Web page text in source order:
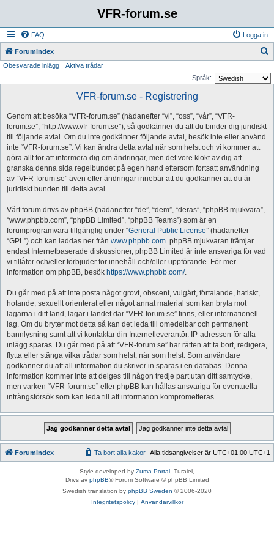
VFR-forum.se
FAQ Logga in
Forumindex
Obesvarade inlägg
Aktiva trådar
Språk:
VFR-forum.se - Registrering
Genom att besöka “VFR-forum.se” (hädanefter “vi”, “oss”, “vår”, “VFR-
forum.se”, “http://www.vfr-forum.se”), så godkänner du att du binder dig juridiskt
till följande avtal. Om du inte godkänner följande avtal, besök inte eller använd
inte “VFR-forum.se”. Vi kan ändra detta avtal när som helst och vi kommer att
göra allt för att informera dig om ändringar, men det vore klokt av dig att
granska denna sida regelbundet på egen hand eftersom fortsatt användning
av “VFR-forum.se” även efter ändringar innebär att du godkänner att du är
juridiskt bunden till detta avtal.
Vårt forum drivs av phpBB (hädanefter “de”, “dem”, “deras”, “phpBB mjukvara”,
“www.phpbb.com”, “phpBB Limited”, “phpBB Teams”) som är en
forumprogramvara tillgänglig under “General Public License” (hädanefter
“GPL”) och kan laddas ner från www.phpbb.com. phpBB mjukvaran främjar
endast Internetbaserade diskussioner, phpBB Limited är inte ansvariga för vad
vi tillåter och/eller förbjuder för innehåll och/eller uppförande. För mer
information om phpBB, besök https://www.phpbb.com/.
Du går med på att inte posta något grovt, obscent, vulgärt, förtalande, hatiskt,
hotande, sexuellt orienterat eller något annat material som kan bryta mot
lagarna i ditt land, lagar i landet där “VFR-forum.se” finns, eller internationell
lag. Om du bryter mot detta så kan det leda till omedelbar och permanent
bannlysning samt att vi kontaktar din Internetleverantör. IP-adressen för alla
inlägg sparas. Du går med på att “VFR-forum.se” har rätten att ta bort, redigera,
flytta eller stänga vilka trådar som helst, när som helst. Som användare
godkänner du att all information du skriver in sparas i en databas. Denna
information kommer inte att delges till någon tredje part utan ditt samtycke,
men varken “VFR-forum.se” eller phpBB kan hållas ansvariga för eventuella
intrångsförsök som kan leda till att information komprometteras.
Forumindex Alla tidsangivelser är UTC+01:00 UTC+1
Ta bort alla kakor
Style developed by Zuma Portal , Turaiel,
Drivs av phpBB® Forum Software © phpBB Limited
Swedish translation by phpBB Sweden © 2006-2020
Integritetspolicy| Användarvillkor